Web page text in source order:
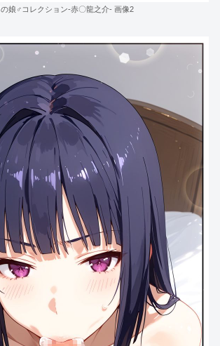
の娘♂コレクション-赤〇龍之介- 画像2